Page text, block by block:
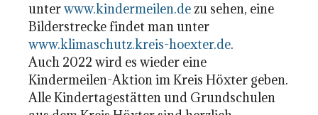
unterwww.kindermeilen.de zu sehen, eine
Bilderstrecke findet man unter
www.klimaschutz.kreis-hoexter.de.
Auch 2022 wird es wieder eine
Kindermeilen-Aktion im Kreis Höxter geben.
Alle Kindertagestätten und Grundschulen